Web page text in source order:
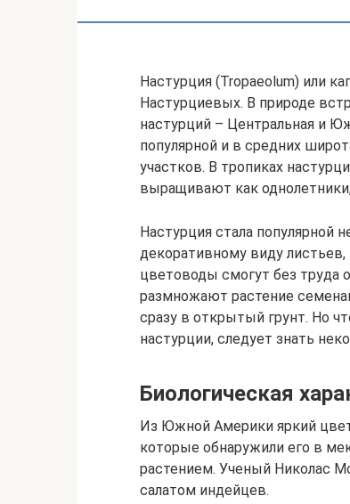
Настурция (Tropaeolum) или
Настурциевых. В природе
настурций – Центральная и
популярной и в средних
участков. В тропиках
выращивают как
Настурция стала популярной
декоративному виду
цветоводы смогут без труда
размножают растение
сразу в открытый грунт. Но
настурции, следует знать
Биологическая
Из Южной Америки яркий
которые обнаружили его в
растением. Ученый Николас
салатом индейцев.